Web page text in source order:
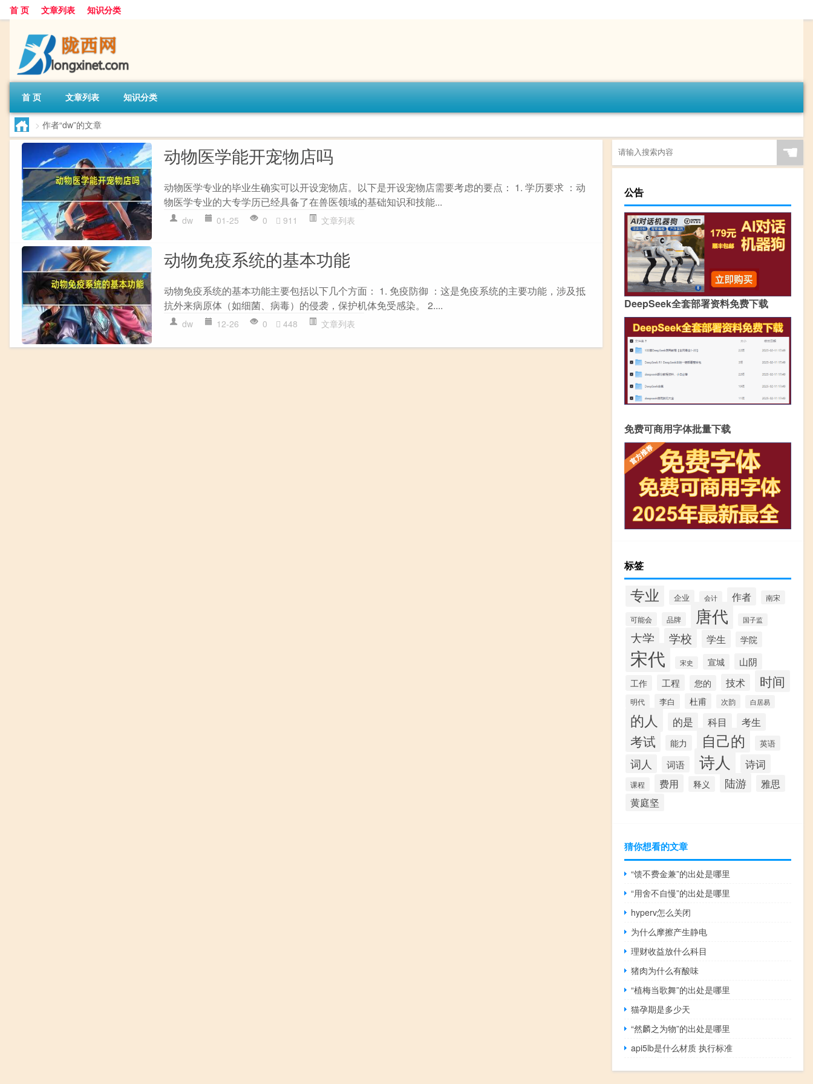
首 页 文章列表 知识分类
首 页 文章列表 知识分类
> 作者“dw”的文章
动物医学能开宠物店吗
动物医学专业的毕业生确实可以开设宠物店。以下是开设宠物店需要考虑的要点： 1. 学历要求 ：动
物医学专业的大专学历已经具备了在兽医领域的基础知识和技能...
dw 01-25 0 911 文章列表
动物免疫系统的基本功能
动物免疫系统的基本功能主要包括以下几个方面： 1. 免疫防御 ：这是免疫系统的主要功能，涉及抵
抗外来病原体（如细菌、病毒）的侵袭，保护机体免受感染。 2....
dw 12-26 0 448 文章列表
☚
公告
DeepSeek全套部署资料免费下载
免费可商用字体批量下载
标签
专业 企业 会计 作者 南宋
可能会 品牌 唐代 国子监
大学 学校 学生 学院
宋代 宋史 宣城 山阴
工作 工程 您的 技术 时间
明代 李白 杜甫 次韵 白居易
的人 的是 科目 考生
考试 能力 自己的 英语
词人 词语 诗人 诗词
课程 费用 释义 陆游 雅思
黄庭坚
猜你想看的文章
“馈不费金兼”的出处是哪里
“用舍不自慢”的出处是哪里
hyperv怎么关闭
为什么摩擦产生静电
理财收益放什么科目
猪肉为什么有酸味
“植梅当歌舞”的出处是哪里
猫孕期是多少天
“然麟之为物”的出处是哪里
api5lb是什么材质 执行标准